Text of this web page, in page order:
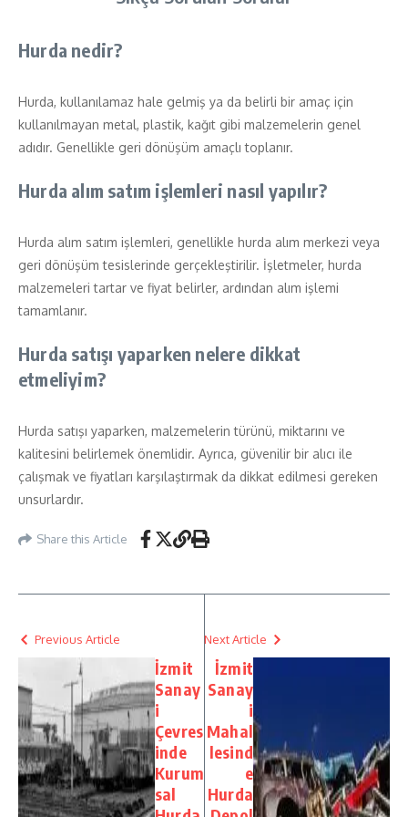
Hurda nedir?
Hurda, kullanılamaz hale gelmiş ya da belirli bir amaç için
kullanılmayan metal, plastik, kağıt gibi malzemelerin genel
adıdır. Genellikle geri dönüşüm amaçlı toplanır.
Hurda alım satım işlemleri nasıl yapılır?
Hurda alım satım işlemleri, genellikle hurda alım merkezi veya
geri dönüşüm tesislerinde gerçekleştirilir. İşletmeler, hurda
malzemeleri tartar ve fiyat belirler, ardından alım işlemi
tamamlanır.
Hurda satışı yaparken nelere dikkat
etmeliyim?
Hurda satışı yaparken, malzemelerin türünü, miktarını ve
kalitesini belirlemek önemlidir. Ayrıca, güvenilir bir alıcı ile
çalışmak ve fiyatları karşılaştırmak da dikkat edilmesi gereken
unsurlardır.
Share this Article
Previous Article
İzmit
Sanay
i
Çevres
inde
Kurum
sal
Next Article
İzmit
Sanay
i
Mahal
lesind
e
Hurda